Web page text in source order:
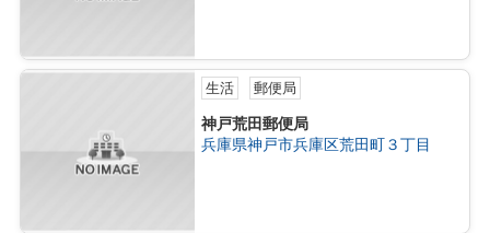
生活 郵便局
神戸荒田郵便局
兵庫県神戸市兵庫区荒田町３丁目